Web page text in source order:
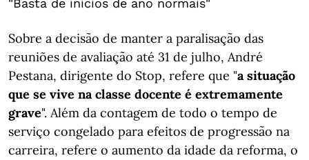
"Basta de inícios de ano normais"
Sobre a decisão de manter a paralisação das
reuniões de avaliação até 31 de julho, André
Pestana, dirigente do Stop, refere que "a situação
que se vive na classe docente é extremamente
grave". Além da contagem de todo o tempo de
serviço congelado para efeitos de progressão na
carreira, refere o aumento da idade da reforma, o